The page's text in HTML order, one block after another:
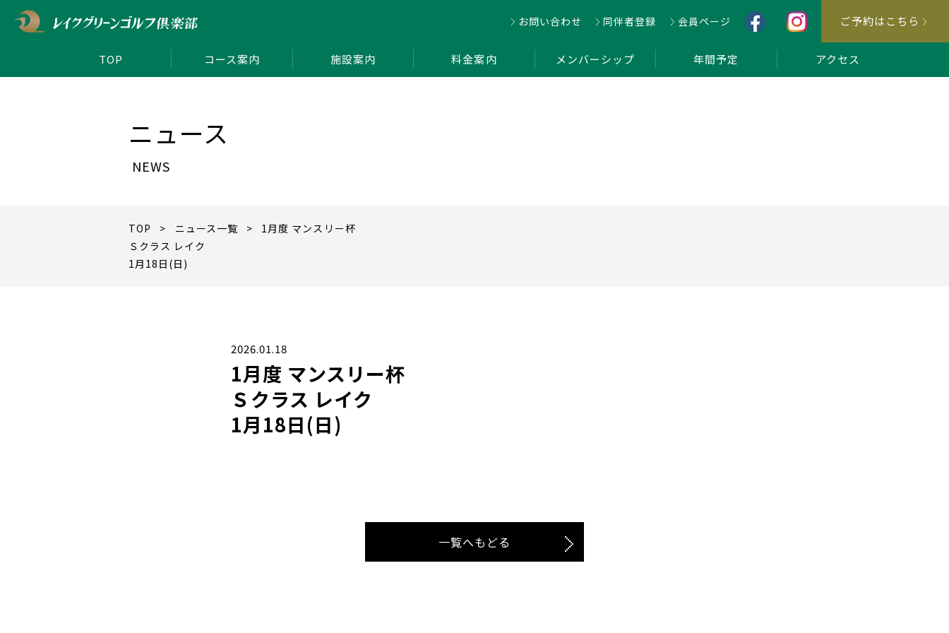
お問い合わせ 同伴者登録 会員ページ ご予約はこちら
TOP コース案内 施設案内 料金案内 メンバーシップ 年間予定 アクセス
ニュース
NEWS
TOP > ニュース一覧 > 1月度 マンスリー杯
Ｓクラス レイク
1月18日(日)
2026.01.18
1月度 マンスリー杯
Ｓクラス レイク
1月18日(日)
一覧へもどる